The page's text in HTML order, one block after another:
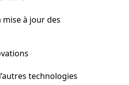
mise à jour des
technologies